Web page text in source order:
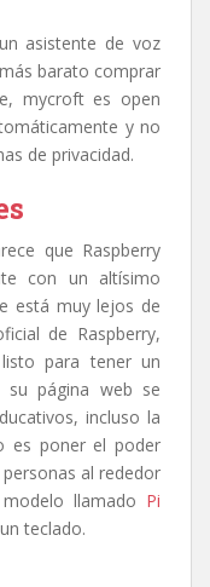
asistente de voz
barato comprar
mycroft es open
y no
de privacidad.
que Raspberry
con un altísimo
está muy lejos de
de Raspberry,
para tener un
su página web se
incluso la
es poner el poder
al rededor
llamado Pi
teclado.